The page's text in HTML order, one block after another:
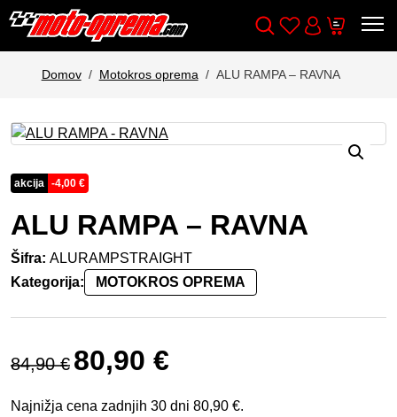
Wishlist
Cart
Domov Motokros oprema ALU RAMPA – RAVNA
akcija -4,00 €
ALU RAMPA – RAVNA
Šifra: ALURAMPSTRAIGHT
Kategorija:
MOTOKROS OPREMA
84,90€
Izvirna cena je bila: 84,90 €.
80,90 €
Najnižja cena zadnjih 30 dni 80,90 €.